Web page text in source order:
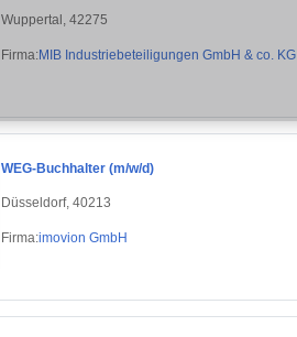
Wuppertal, 42275
Firma:MIB Industriebeteiligungen GmbH & co. KG
WEG-Buchhalter (m/w/d)
Düsseldorf, 40213
Firma:imovion GmbH